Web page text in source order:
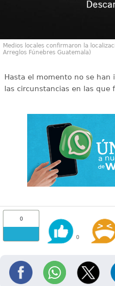
Medios locales confirmaron la
Arreglos Fúnebres Guatemala)
Hasta el momento no se han
las circunstancias en las que
0
0